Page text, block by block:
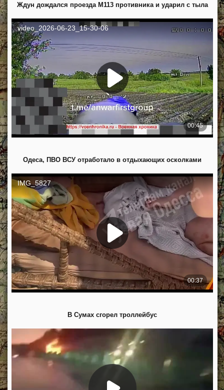
Ждун дождался проезда М113 противника и ударил с тыла
Одеса, ПВО ВСУ отработало в отдыхающих осколками
В Сумах сгорел троллейбус